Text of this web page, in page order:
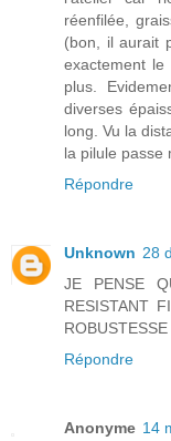
réenfilée,
(bon, il aurait
exactement
plus.
diverses
long. Vu la
la pilule passe
Répondre
Unknown 28
JE PENSE
RESISTANT
Répondre
Anonyme 14